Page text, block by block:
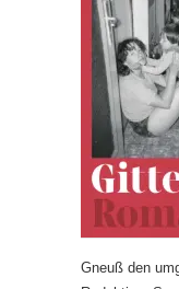
Gneuß den